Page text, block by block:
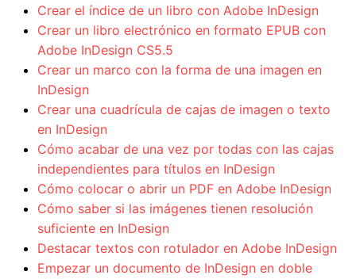
Crear el índice de un libro con Adobe InDesign
Crear un libro electrónico en formato EPUB con
Adobe InDesign CS5.5
Crear un marco con la forma de una imagen en
InDesign
Crear una cuadrícula de cajas de imagen o texto
en InDesign
Cómo acabar de una vez por todas con las cajas
independientes para títulos en InDesign
Cómo colocar o abrir un PDF en Adobe InDesign
Cómo saber si las imágenes tienen resolución
suficiente en InDesign
Destacar textos con rotulador en Adobe InDesign
Empezar un documento de InDesign en doble